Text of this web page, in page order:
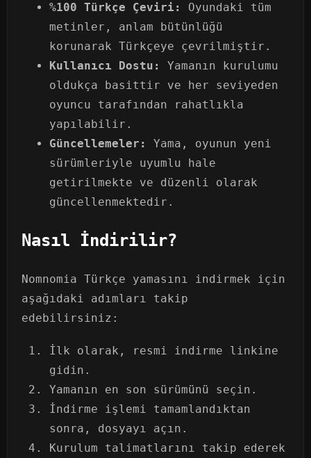
%100 Türkçe Çeviri:
Oyundaki tüm
metinler, anlam bütünlüğü
korunarak Türkçeye çevrilmiştir.
Kullanıcı Dostu:
Yamanın kurulumu
oldukça basittir ve her seviyeden
oyuncu tarafından rahatlıkla
yapılabilir.
Güncellemeler:
Yama, oyunun yeni
sürümleriyle uyumlu hale
getirilmekte ve düzenli olarak
güncellenmektedir.
Nasıl İndirilir?
Nomnomia Türkçe yamasını indirmek için
aşağıdaki adımları takip
edebilirsiniz:
İlk olarak, resmi indirme linkine
gidin.
Yamanın en son sürümünü seçin.
İndirme işlemi tamamlandıktan
sonra, dosyayı açın.
Kurulum talimatlarını takip ederek